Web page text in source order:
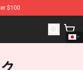
$100
Backpack Store